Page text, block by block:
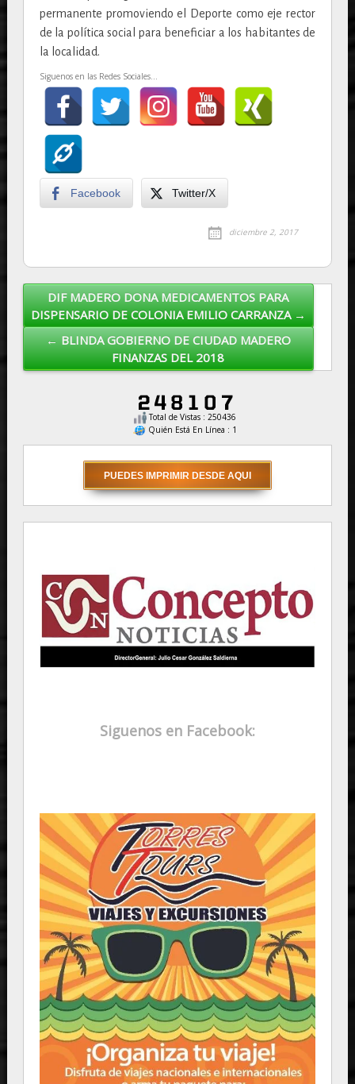
permanente promoviendo el Deporte como eje rector
de la política social para beneficiar a los habitantes de
la localidad.
Siguenos en las Redes Sociales...
Facebook Twitter/X
diciembre 2, 2017
Post navigation
DIF MADERO DONA MEDICAMENTOS PARA
DISPENSARIO DE COLONIA EMILIO CARRANZA →
← BLINDA GOBIERNO DE CIUDAD MADERO
FINANZAS DEL 2018
Total de Vistas : 250436
Quién Está En Línea : 1
Siguenos en Facebook: